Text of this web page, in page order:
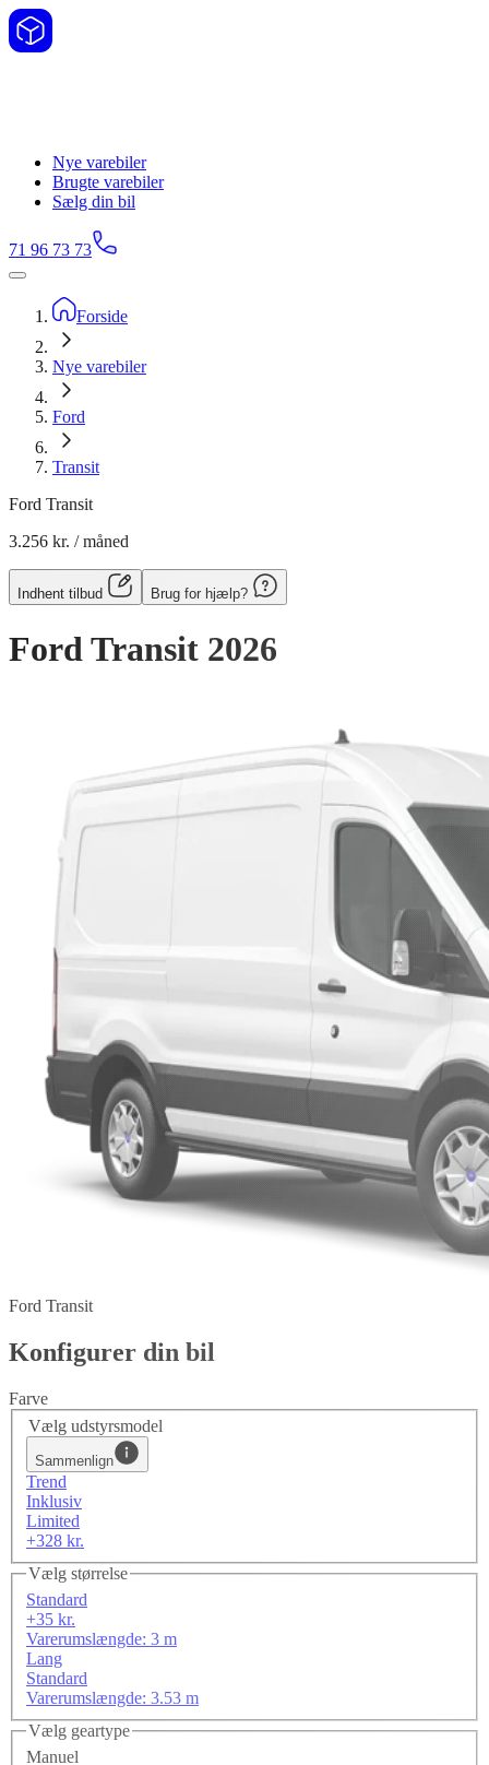
Nye varebiler
Brugte varebiler
Sælg din bil
71 96 73 73
Forside
Nye varebiler
Ford
Transit
Ford Transit
3.256 kr. / måned
Indhent tilbud Brug for hjælp?
Ford Transit 2026
Ford Transit
Konfigurer din bil
Farve
Vælg udstyrsmodel
Sammenlign
Trend
Inklusiv
Limited
+328 kr.
Vælg størrelse
Standard
+35 kr.
Varerumslængde: 3 m
Lang
Standard
Varerumslængde: 3.53 m
Vælg geartype
Manuel